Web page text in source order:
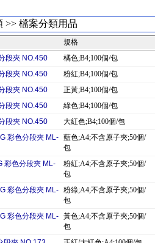
>> 檔案分類用品
規格
段夾 NO.450
橘色;B4;100個/包
段夾 NO.450
粉紅;B4;100個/包
段夾 NO.450
正黃;B4;100個/包
段夾 NO.450
綠色;B4;100個/包
段夾 NO.450
大紅色;B4;100個/包
彩色分段夾 ML- 藍色;A4;不含原子夾;50個/
包
彩色分段夾 ML-
粉紅;A4;不含原子夾;50個/
包
彩色分段夾 ML- 粉綠;A4;不含原子夾;50個/
包
彩色分段夾 ML- 黃色;A4;不含原子夾;50個/
包